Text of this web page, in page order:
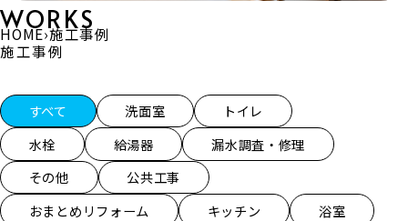
WORKS
施工事例
HOME›施工事例
施工事例一覧
すべて 洗面室
トイレ
水栓
給湯器
漏水調査・修理
その他
公共工事
おまとめリフォーム
キッチン 浴室